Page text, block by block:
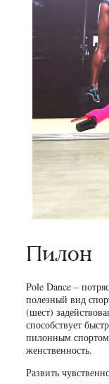
Пилон
Pole Dance –
полезный вид
(шест)
способствует
пилонным спортом
женственность.
Развить